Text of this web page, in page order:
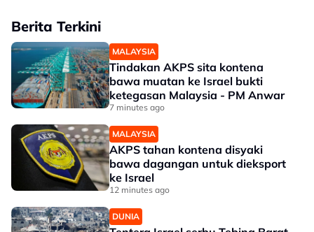
Berita Terkini
MALAYSIA
Tindakan AKPS sita kontena
bawa muatan ke Israel bukti
ketegasan Malaysia - PM Anwar
7 minutes ago
MALAYSIA
AKPS tahan kontena disyaki
bawa dagangan untuk dieksport
ke Israel
12 minutes ago
DUNIA